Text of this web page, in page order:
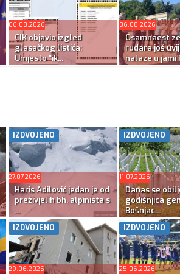
06.08.2026
CIK objavio izgled
glasačkog listića:
Umjesto “ik...
06.08.2026
Osamnaest
rudara još
nalaze u jami
IZDVOJENO
27.07.2026
Haris Adilović jedan je od
preživjelih bh. alpinista s
...
IZDVOJENO
11.07.2026
Danas se
godišnjica
Bošnjac...
IZDVOJENO
29.06.2026
IZDVOJENO
25.06.2026